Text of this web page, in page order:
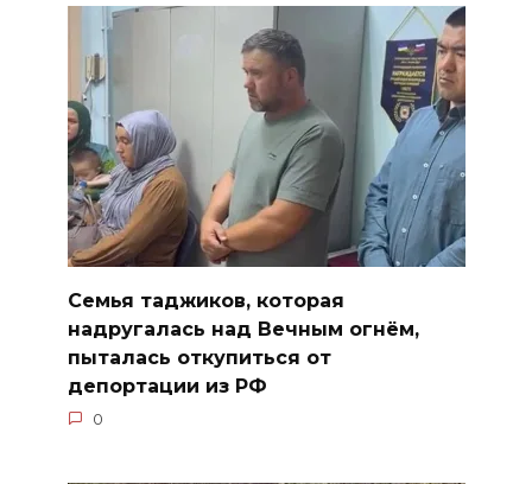
Семья таджиков, которая
надругалась над Вечным огнём,
пыталась откупиться от
депортации из РФ
0